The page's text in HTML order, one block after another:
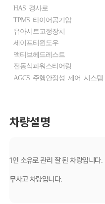
HAS 경사로
TPMS 타이어공기압
유아시트고정장치
세이프티윈도우
액티브헤드레스트
전동식파워스티어링
AGCS 주행안정성 제어 시스템
차량설명
1인 소유로 관리 잘 된 차량입니다.
무사고 차량입니다.